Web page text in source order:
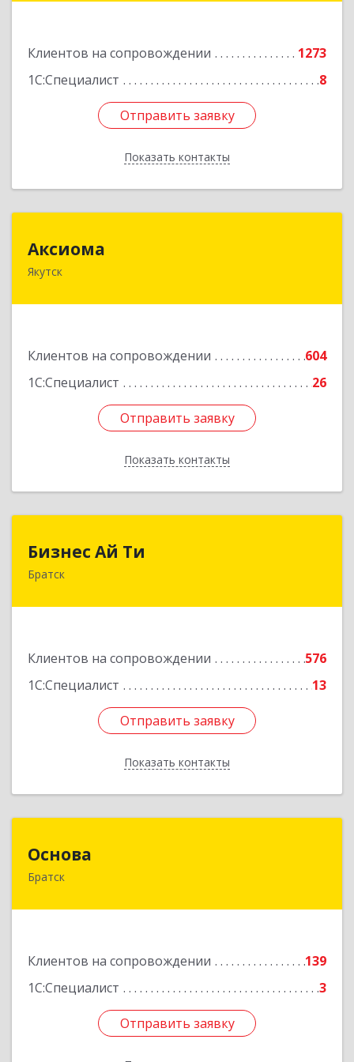
Клиентов на сопровождении
1273
1С:Специалист
8
Отправить заявку
Показать контакты
Отправить заявку
Назад
Аксиома
Якутск
Клиентов на сопровождении
604
1С:Специалист
26
Отправить заявку
Показать контакты
677000, Саха /Якутия/ Респ, Якутск г, Чиряева
Отправить заявку
Назад
Бизнес Ай Ти
Братск
Клиентов на сопровождении
576
1С:Специалист
13
Отправить заявку
Показать контакты
665717, Иркутская обл, Братск г, Центральный
Отправить заявку
Назад
Основа
Братск
Клиентов на сопровождении
139
1С:Специалист
3
Отправить заявку
Отправить заявку